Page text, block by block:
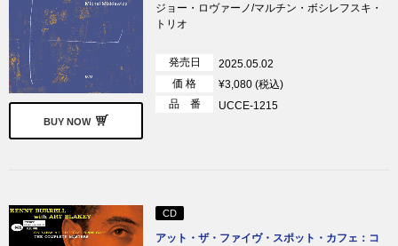
BUY NOW
ジョー・ロヴァーノ/マルチン・ボシレフスキ・
トリオ
発売日
2025.05.02
価 格
¥3,080 (税込)
品 番
UCCE-1215
CD
アット・ザ・ファイヴ・スポット・カフェ：コ